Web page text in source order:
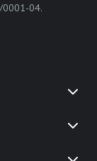
0001-04.